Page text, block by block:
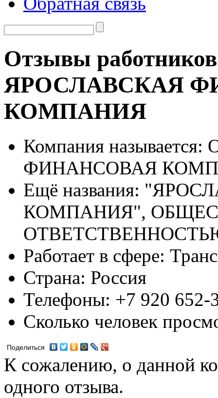
Отзывы
ЯРОСЛАВСКАЯ
КОМПАНИЯ
Компания называется:
ФИНАНСОВАЯ
Ещё названия:
КОМПАНИЯ",
Работает в сфере:
Страна: Россия
Телефоны: +7 920 652-
Сколько человек
Поделиться
К сожалению, о данной
одного отзыва.